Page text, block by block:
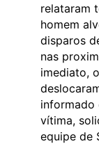
relataram
homem
disparos
nas
imediato,
informado
vítima,
equipe de